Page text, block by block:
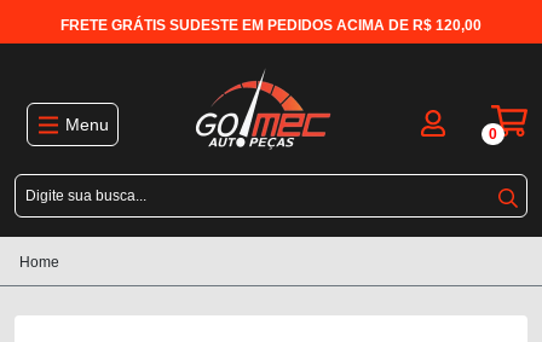
FRETE GRÁTIS SUDESTE EM PEDIDOS ACIMA DE R$ 120,00
Menu 0
Home